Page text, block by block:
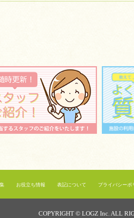
お役立ち情報 表記について プライバシーポ
COPYRIGHT © LOGZ Inc. ALL